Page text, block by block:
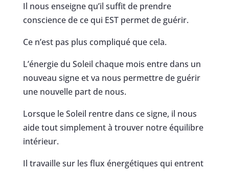
Il nous enseigne qu’il suffit de prendre
conscience de ce qui EST permet de guérir.
Ce n’est pas plus compliqué que cela.
L’énergie du Soleil chaque mois entre dans un
nouveau signe et va nous permettre de guérir
une nouvelle part de nous.
Lorsque le Soleil rentre dans ce signe, il nous
aide tout simplement à trouver notre équilibre
intérieur.
Il travaille sur les flux énergétiques qui entrent